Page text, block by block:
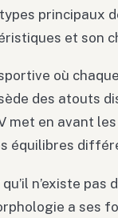
principaux
et son
où
des atouts
met en avant
équilibres
n’existe
a ses